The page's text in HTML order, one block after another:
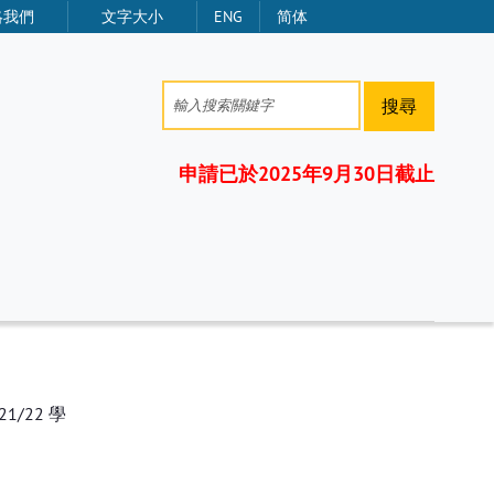
們 文字大小 ENG 简体
搜尋
申請已於2025年9月30日截止
22 學